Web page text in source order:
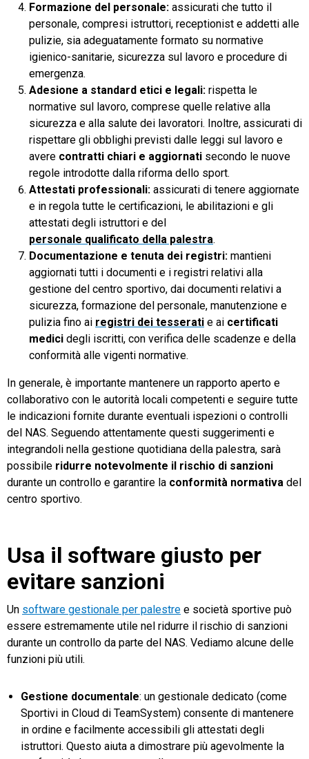
Formazione del personale: assicurati che tutto il
personale, compresi istruttori, receptionist e addetti alle
pulizie, sia adeguatamente formato su normative
igienico-sanitarie, sicurezza sul lavoro e procedure di
emergenza.
Adesione a standard etici e legali: rispetta le
normative sul lavoro, comprese quelle relative alla
sicurezza e alla salute dei lavoratori. Inoltre, assicurati di
rispettare gli obblighi previsti dalle leggi sul lavoro e
avere contratti chiari e aggiornati secondo le nuove
regole introdotte dalla riforma dello sport.
Attestati professionali: assicurati di tenere aggiornate
e in regola tutte le certificazioni, le abilitazioni e gli
attestati degli istruttori e del
personale qualificato della palestra.
Documentazione e tenuta dei registri: mantieni
aggiornati tutti i documenti e i registri relativi alla
gestione del centro sportivo, dai documenti relativi a
sicurezza, formazione del personale, manutenzione e
pulizia fino ai registri dei tesserati e ai certificati
medici degli iscritti, con verifica delle scadenze e della
conformità alle vigenti normative.
In generale, è importante mantenere un rapporto aperto e
collaborativo con le autorità locali competenti e seguire tutte
le indicazioni fornite durante eventuali ispezioni o controlli
del NAS. Seguendo attentamente questi suggerimenti e
integrandoli nella gestione quotidiana della palestra, sarà
possibile ridurre notevolmente il rischio di sanzioni
durante un controllo e garantire la conformità normativa del
centro sportivo.
Usa il software giusto per
evitare sanzioni
Un software gestionale per palestre e società sportive può
essere estremamente utile nel ridurre il rischio di sanzioni
durante un controllo da parte del NAS. Vediamo alcune delle
funzioni più utili.
Gestione documentale: un gestionale dedicato (come
Sportivi in Cloud di TeamSystem) consente di mantenere
in ordine e facilmente accessibili gli attestati degli
istruttori. Questo aiuta a dimostrare più agevolmente la